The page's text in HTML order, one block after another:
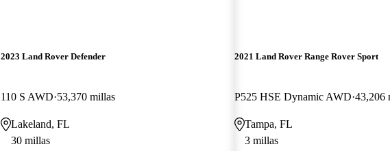
2023 Land Rover Defender
110 S AWD 53,370 millas
Lakeland, FL
30 millas
2021 Land Rover Range Rover Sport
P525 HSE Dynamic AWD 43,206
Tampa, FL
3 millas